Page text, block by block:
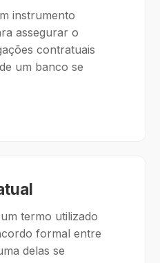
instrumento
assegurar o
contratuais
um banco se
termo utilizado
formal entre
delas se